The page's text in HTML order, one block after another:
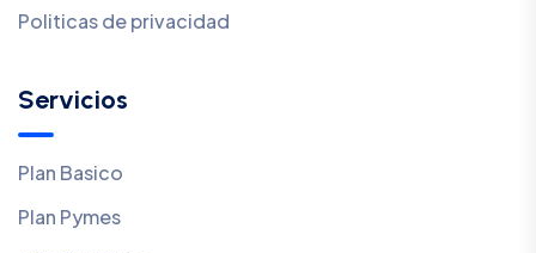
Politicas de privacidad
Servicios
Plan Basico
Plan Pymes